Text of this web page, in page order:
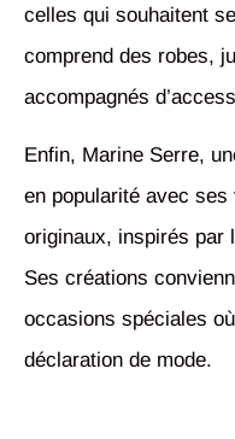
celles qui souhaitent
comprend des robes,
accompagnés
Enfin, Marine Serre,
en popularité avec
originaux, inspirés par
Ses créations
occasions spéciales
déclaration de mode.